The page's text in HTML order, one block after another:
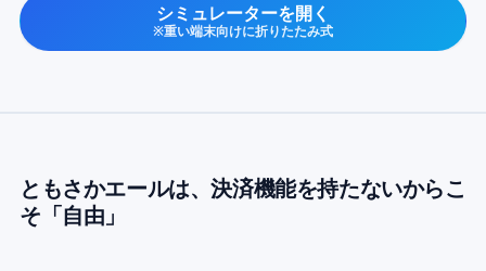
シミュレーターを開く
※重い端末向けに折りたたみ式
ともさかエールは、決済機能を持たないからこ
そ「自由」